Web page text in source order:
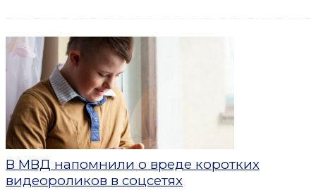
В МВД напомнили о вреде коротких
видеороликов в соцсетях